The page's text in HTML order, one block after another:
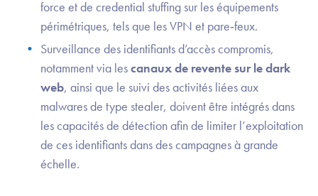
force et de credential stuffing sur les équipements
périmétriques, tels que les VPN et pare‑feux.
Surveillance des identifiants d’accès compromis,
notamment via lescanaux de revente sur le dark
web, ainsi que le suivi des activités liées aux
malwares de type stealer, doivent être intégrés dans
les capacités de détection afin de limiter l’exploitation
de ces identifiants dans des campagnes à grande
échelle.